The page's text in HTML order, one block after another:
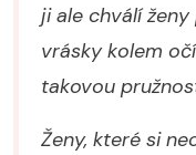
ji ale chválí
vrásky kolem
takovou
Ženy, které si